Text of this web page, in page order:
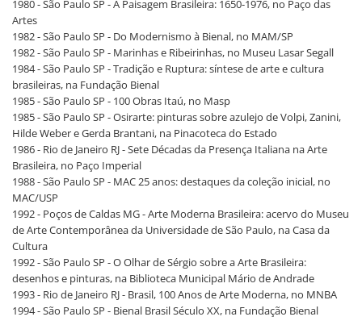
1980 - São Paulo SP - A Paisagem Brasileira: 1650-1976, no Paço das
Artes
1982 - São Paulo SP - Do Modernismo à Bienal, no MAM/SP
1982 - São Paulo SP - Marinhas e Ribeirinhas, no Museu Lasar Segall
1984 - São Paulo SP - Tradição e Ruptura: síntese de arte e cultura
brasileiras, na Fundação Bienal
1985 - São Paulo SP - 100 Obras Itaú, no Masp
1985 - São Paulo SP - Osirarte: pinturas sobre azulejo de Volpi, Zanini,
Hilde Weber e Gerda Brantani, na Pinacoteca do Estado
1986 - Rio de Janeiro RJ - Sete Décadas da Presença Italiana na Arte
Brasileira, no Paço Imperial
1988 - São Paulo SP - MAC 25 anos: destaques da coleção inicial, no
MAC/USP
1992 - Poços de Caldas MG - Arte Moderna Brasileira: acervo do Museu
de Arte Contemporânea da Universidade de São Paulo, na Casa da
Cultura
1992 - São Paulo SP - O Olhar de Sérgio sobre a Arte Brasileira:
desenhos e pinturas, na Biblioteca Municipal Mário de Andrade
1993 - Rio de Janeiro RJ - Brasil, 100 Anos de Arte Moderna, no MNBA
1994 - São Paulo SP - Bienal Brasil Século XX, na Fundação Bienal